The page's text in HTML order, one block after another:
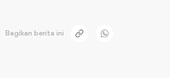
Bagikan berita ini